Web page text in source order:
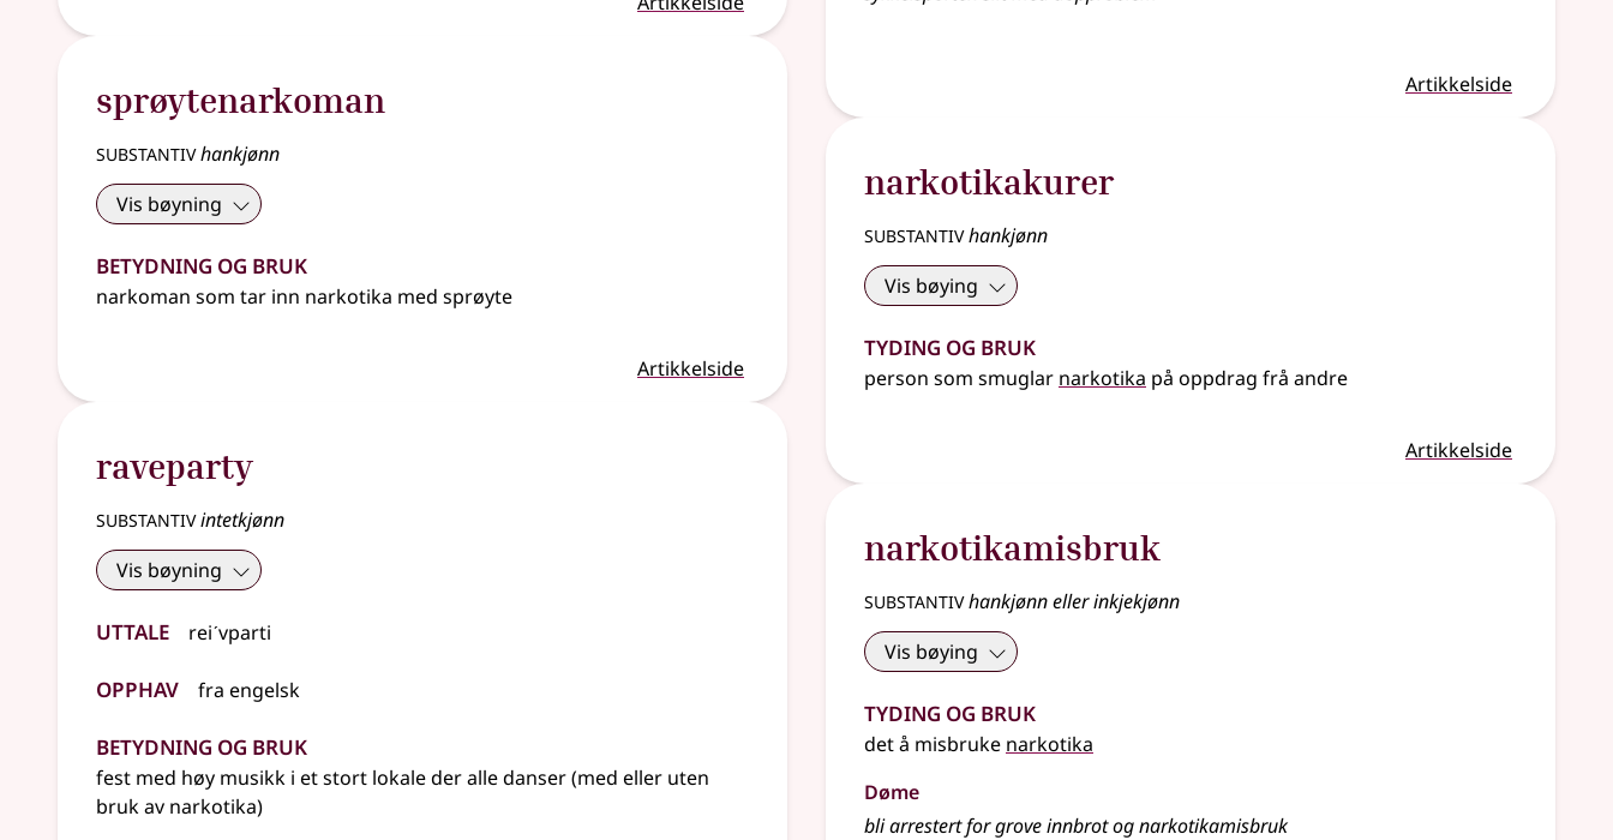
sprøytenarkoman
substantivhankjønn
Vis bøyning
Betydning og bruk
narkoman som tar inn narkotika med sprøyte
Artikkelside
raveparty
substantivintetkjønn
Vis bøyning
Uttale reiˊvparti
Opphav fra engelsk
Betydning og bruk
fest med høy musikk i et stort lokale der alle danser (med eller uten
bruk av narkotika)
Artikkelside
narkotikakurer
substantivhankjønn
Vis bøying
Tyding og bruk
person som smuglar narkotika på oppdrag frå andre
Artikkelside
narkotikamisbruk
substantivhankjønn eller inkjekjønn
Vis bøying
Tyding og bruk
det å misbruke narkotika
Døme
bli arrestert for grove innbrot og narkotikamisbruk